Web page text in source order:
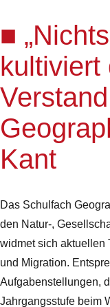
kultiviert
Kant
Das Schulfach
den Natur-,
widmet sich aktuellen
und Migration.
Aufgabenstellungen,
Jahrgangsstufe beim